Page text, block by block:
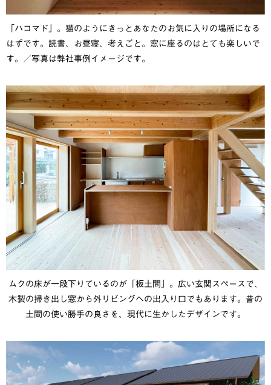
「ハコマド」。猫のようにきっとあなたのお気に入りの場所になる
はずです。読書、お昼寝、考えごと。窓に座るのはとても楽しいで
す。／写真は弊社事例イメージです。
ムクの床が一段下りているのが「板土間」。広い玄関スペースで、
木製の掃き出し窓から外リビングへの出入り口でもあります。昔の
土間の使い勝手の良さを、現代に生かしたデザインです。